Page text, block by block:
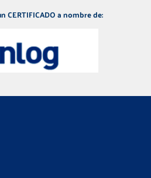
CERTIFICADO a nombre de: